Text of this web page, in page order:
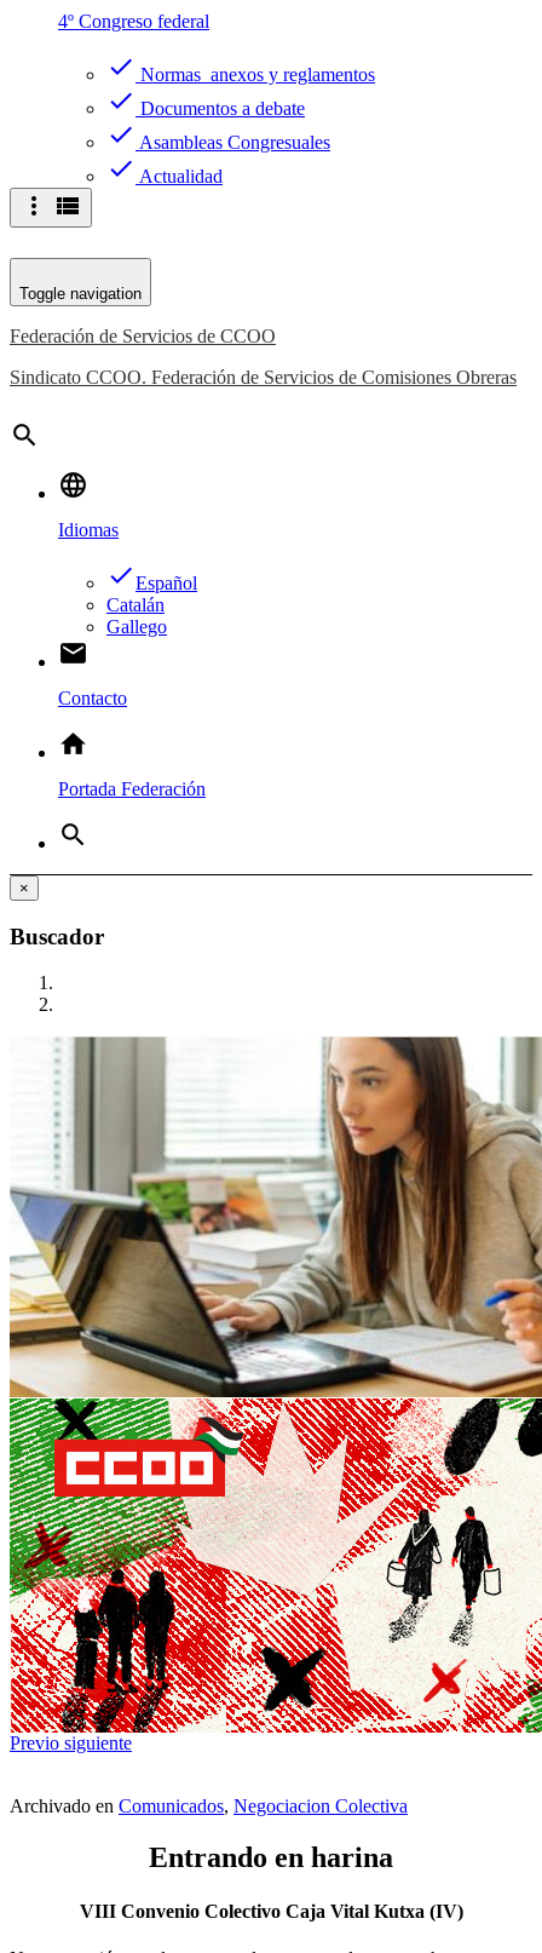
4º Congreso federal
check Normas anexos y reglamentos
check Documentos a debate
check Asambleas Congresuales
check Actualidad
more_vert view_list
Toggle navigation
Federación de Servicios de CCOO
Sindicato CCOO. Federación de Servicios de Comisiones Obreras
search
language
Idiomas
doneEspañol
Catalán
Gallego
email
Contacto
home
Portada Federación
search
×
Buscador
Previo siguiente
Archivado en Comunicados, Negociacion Colectiva
Entrando en harina
VIII Convenio Colectivo Caja Vital Kutxa (IV)